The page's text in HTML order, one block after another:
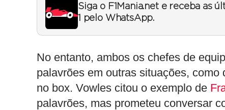
Siga o F1Mania.net e receba as
1 pelo WhatsApp.
No entanto, ambos os chefes de
palavrões em outras situações,
no box. Vowles citou o exemplo de
palavrões, mas prometeu conversar